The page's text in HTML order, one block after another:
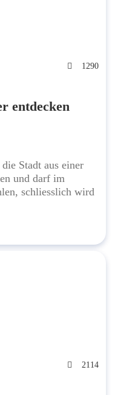
1290
entdecken
Stadt aus einer
und darf im
schliesslich wird
2114